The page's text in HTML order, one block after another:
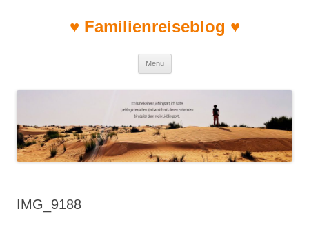
♥ Familienreiseblog ♥
Menü
IMG_9188